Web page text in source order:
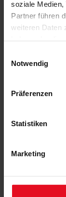
soziale Medien,
Partner führen
weiteren Daten
Notwendig
Präferenzen
Statistiken
Marketing